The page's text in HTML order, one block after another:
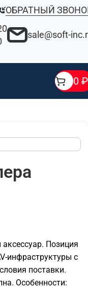
ОБРАТНЫЙ
sale@soft-
0 ₽
Позиция
инфраструктуры с
поставки.
Особенности: